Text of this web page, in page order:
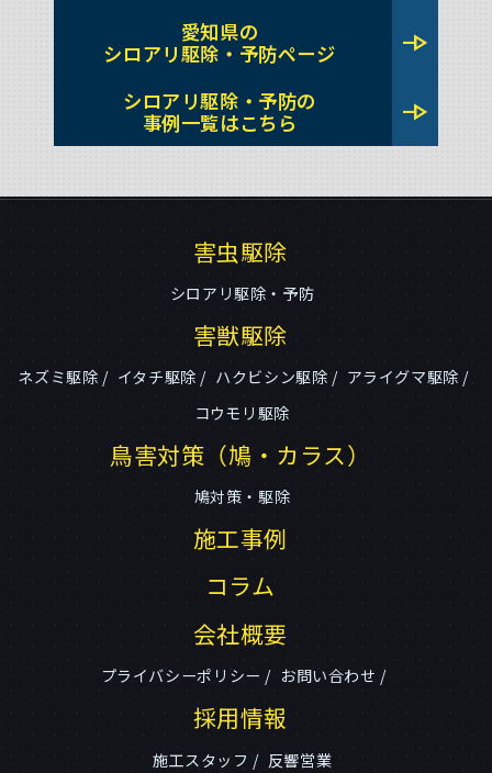
愛知県の
シロアリ駆除・予防ページ
line_end_arrow
シロアリ駆除・予防の
事例一覧はこちら
line_end_arrow
害虫駆除
シロアリ駆除・予防
害獣駆除
ネズミ駆除 イタチ駆除 ハクビシン駆除
アライグマ駆除
コウモリ駆除
鳥害対策（鳩・カラス）
鳩対策・駆除
施工事例
コラム
会社概要
プライバシーポリシー お問い合わせ
採用情報
施工スタッフ 反響営業